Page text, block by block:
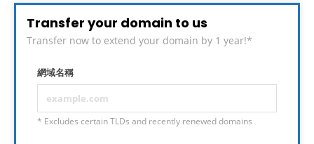
Transfer your domain to us
Transfer now to extend your domain by 1 year!*
網域名稱
* Excludes certain TLDs and recently renewed domains